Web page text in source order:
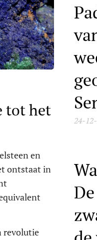
tot het
en
ontstaat in
revolutie
24-